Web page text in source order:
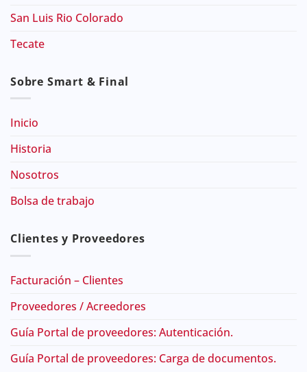
San Luis Rio Colorado
Tecate
Sobre Smart & Final
Inicio
Historia
Nosotros
Bolsa de trabajo
Clientes y Proveedores
Facturación – Clientes
Proveedores / Acreedores
Guía Portal de proveedores: Autenticación.
Guía Portal de proveedores: Carga de documentos.